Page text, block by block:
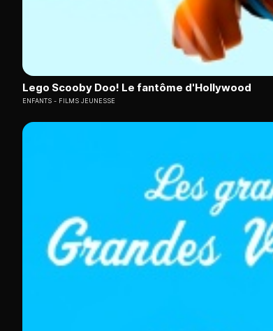
Lego Scooby Doo! Le fantôme d'Hollywood
ENFANTS FILMS JEUNESSE